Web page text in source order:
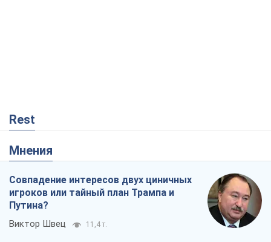
Rest
Мнения
Совпадение интересов двух циничных
игроков или тайный план Трампа и
Путина?
Виктор Швец 11,4 т.